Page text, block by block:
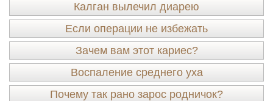
Калган вылечил диарею
Если операции не избежать
Зачем вам этот кариес?
Воспаление среднего уха
Почему так рано зарос родничок?